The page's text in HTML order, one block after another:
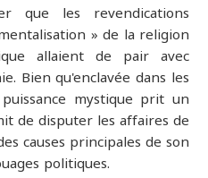
que les revendications
» de la religion
allaient de pair avec
Bien qu'enclavée dans les
mystique prit un
de disputer les affaires de
causes principales de son
politiques.